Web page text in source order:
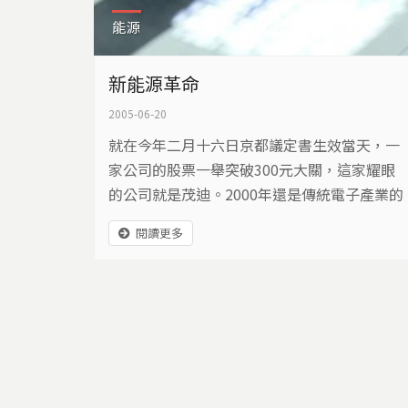
能源
新能源革命
2005-06-20
就在今年二月十六日京都議定書生效當天，一
家公司的股票一舉突破300元大關，這家耀眼
的公司就是茂迪。2000年還是傳統電子產業的
茂迪公司轉型投入太陽能光電的市場，在短短
五年內，茂迪太陽能電池的生產線不斷擴充，
閱讀更多